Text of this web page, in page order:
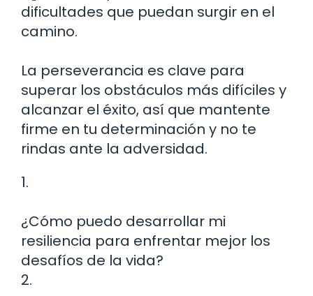
dificultades que puedan surgir en el
camino.
La perseverancia es clave para
superar los obstáculos más difíciles y
alcanzar el éxito, así que mantente
firme en tu determinación y no te
rindas ante la adversidad.
1.
¿Cómo puedo desarrollar mi
resiliencia para enfrentar mejor los
desafíos de la vida?
2.